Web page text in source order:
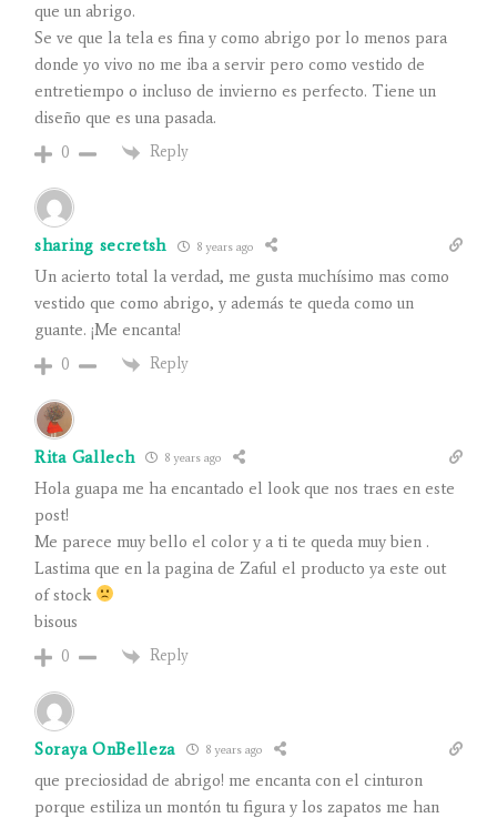
que un abrigo.
Se ve que la tela es fina y como abrigo por lo menos para
donde yo vivo no me iba a servir pero como vestido de
entretiempo o incluso de invierno es perfecto. Tiene un
diseño que es una pasada.
0 Reply
sharing secretsh 8 years ago
Un acierto total la verdad, me gusta muchísimo mas como
vestido que como abrigo, y además te queda como un
guante. ¡Me encanta!
0 Reply
Rita Gallech 8 years ago
Hola guapa me ha encantado el look que nos traes en este
post!
Me parece muy bello el color y a ti te queda muy bien .
Lastima que en la pagina de Zaful el producto ya este out
of stock
bisous
0 Reply
Soraya OnBelleza 8 years ago
que preciosidad de abrigo! me encanta con el cinturon
porque estiliza un montón tu figura y los zapatos me han